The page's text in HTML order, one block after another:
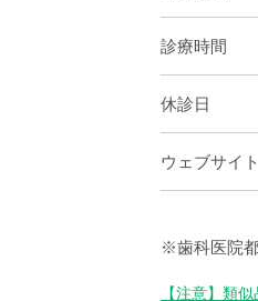
診療時間
休診日
ウェブサイト
※歯科医院
【注意】類